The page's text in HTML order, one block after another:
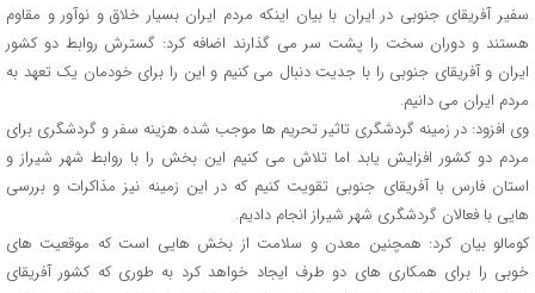
سفیر آفریقای جنوبی در ایران با بیان اینکه مردم ایران بسیار خلاق و نوآور و مقاوم
هستند و دوران سخت را پشت سر می گذارند اضافه کرد: گسترش روابط دو کشور
ایران و آفریقای جنوبی را با جدیت دنبال می کنیم و این را برای خودمان یک تعهد به
مردم ایران می دانیم.
وی افزود: در زمینه گردشگری تاثیر تحریم ها موجب شده هزینه سفر و گردشگری برای
مردم دو کشور افزایش یابد اما تلاش می کنیم این بخش را با روابط شهر شیراز و
استان فارس با آفریقای جنوبی تقویت کنیم که در این زمینه نیز مذاکرات و بررسی
هایی با فعالان گردشگری شهر شیراز انجام دادیم.
کومالو بیان کرد: همچنین معدن و سلامت از بخش هایی است که موقعیت های
خوبی را برای همکاری های دو طرف ایجاد خواهد کرد به طوری که کشور آفریقای